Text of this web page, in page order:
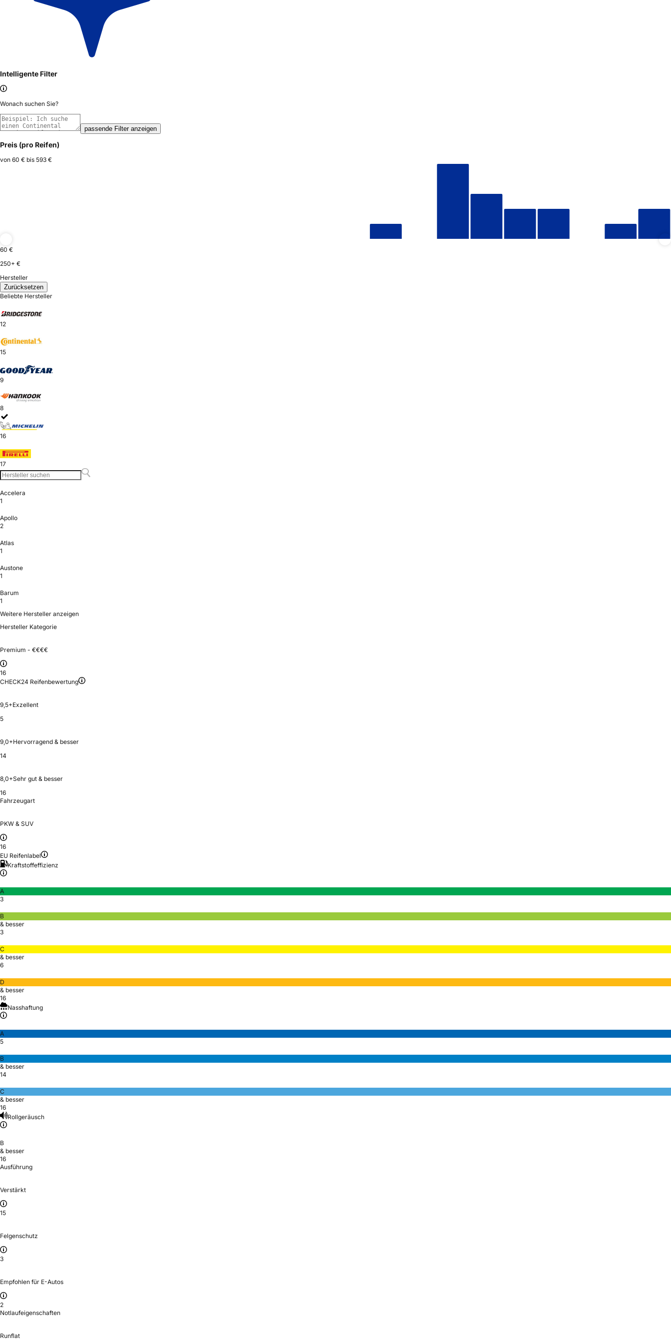
Intelligente Filter
Wonach suchen Sie?
passende Filter anzeigen
Preis (pro Reifen)
von 60 € bis 593 €
60 €
250+ €
Hersteller
Zurücksetzen
Beliebte Hersteller
12
15
9
8
16
17
Accelera
1
Apollo
2
Atlas
1
Austone
1
Barum
1
Weitere Hersteller anzeigen
Hersteller Kategorie
Premium - €€€€
16
CHECK24 Reifenbewertung
9,5+Exzellent
5
9,0+Hervorragend & besser
14
8,0+Sehr gut & besser
16
Fahrzeugart
PKW & SUV
16
EU Reifenlabel
Kraftstoffeffizienz
A
3
B
& besser
3
C
& besser
6
D
& besser
16
Nasshaftung
A
5
B
& besser
14
C
& besser
16
Rollgeräusch
B
& besser
16
Ausführung
Verstärkt
15
Felgenschutz
3
Empfohlen für E-Autos
2
Notlaufeigenschaften
Runflat